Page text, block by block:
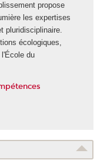
propose
les expertises
pluridisciplinaire.
écologiques,
du